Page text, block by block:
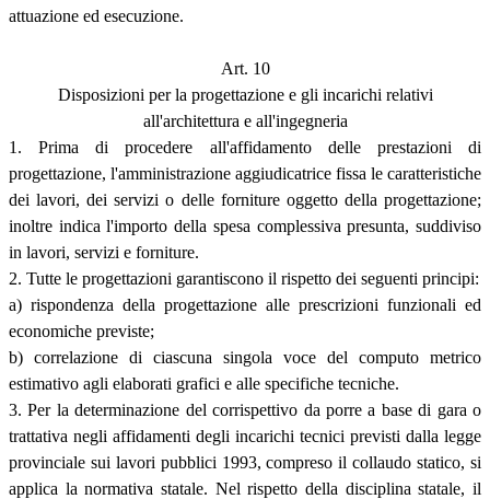
attuazione ed esecuzione.
Art. 10
Disposizioni per la progettazione e gli incarichi relativi
all'architettura e all'ingegneria
1. Prima di procedere all'affidamento delle prestazioni di
progettazione, l'amministrazione aggiudicatrice fissa le caratteristiche
dei lavori, dei servizi o delle forniture oggetto della progettazione;
inoltre indica l'importo della spesa complessiva presunta, suddiviso
in lavori, servizi e forniture.
2. Tutte le progettazioni garantiscono il rispetto dei seguenti principi:
a) rispondenza della progettazione alle prescrizioni funzionali ed
economiche previste;
b) correlazione di ciascuna singola voce del computo metrico
estimativo agli elaborati grafici e alle specifiche tecniche.
3. Per la determinazione del corrispettivo da porre a base di gara o
trattativa negli affidamenti degli incarichi tecnici previsti dalla legge
provinciale sui lavori pubblici 1993, compreso il collaudo statico, si
applica la normativa statale. Nel rispetto della disciplina statale, il